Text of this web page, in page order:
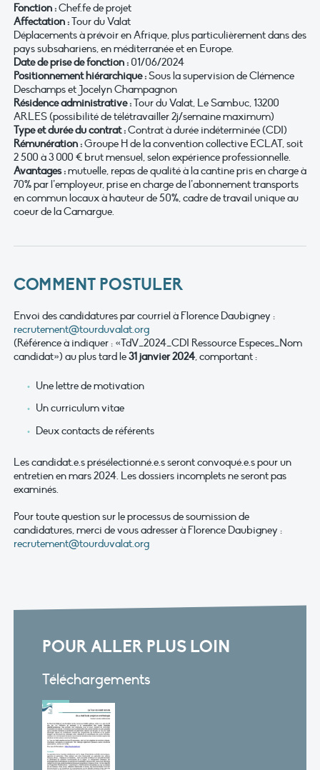
Fonction :Chef.fe de projet
Affectation :Tour du Valat
Déplacements à prévoir en Afrique, plus particulièrement dans des
pays subsahariens, en méditerranée et en Europe.
Date de prise de fonction : 01/06/2024
Positionnement hiérarchique :Sous la supervision de Clémence
Deschamps et Jocelyn Champagnon
Résidence administrative :Tour du Valat, Le Sambuc, 13200
ARLES (possibilité de télétravailler 2j/semaine maximum)
Type et durée du contrat :Contrat à durée indéterminée (CDI)
Rémunération :Groupe H de la convention collective ECLAT, soit
2 500 à 3 000 € brut mensuel, selon expérience professionnelle.
Avantages :mutuelle, repas de qualité à la cantine pris en charge à
70% par l’employeur, prise en charge de l’abonnement transports
en commun locaux à hauteur de 50%, cadre de travail unique au
coeur de la Camargue.
COMMENT POSTULER
Envoi des candidatures par courriel à Florence Daubigney :
recrutement@tourduvalat.org
(Référence à indiquer : «TdV_2024_CDI Ressource Especes_Nom
candidat») au plus tard le31 janvier 2024, comportant :
Une lettre de motivation
Un curriculum vitae
Deux contacts de référents
Les candidat.e.s présélectionné.e.s seront convoqué.e.s pour un
entretien en mars 2024. Les dossiers incomplets ne seront pas
examinés.
Pour toute question sur le processus de soumission de
candidatures, merci de vous adresser à Florence Daubigney :
recrutement@tourduvalat.org
POUR ALLER PLUS LOIN
Téléchargements